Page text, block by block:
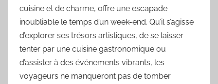
cuisine et de charme, offre une escapade
inoubliable le temps d’un week-end. Qu’il s’agisse
d’explorer ses trésors artistiques, de se laisser
tenter par une cuisine gastronomique ou
d’assister à des événements vibrants, les
voyageurs ne manqueront pas de tomber